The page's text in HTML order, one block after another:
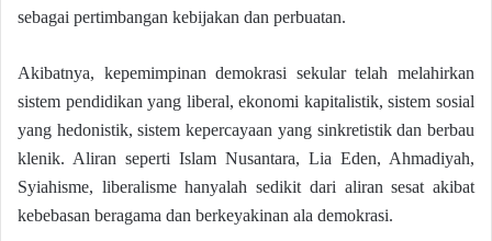
sebagai pertimbangan kebijakan dan perbuatan.
Akibatnya, kepemimpinan demokrasi sekular telah melahirkan
sistem pendidikan yang liberal, ekonomi kapitalistik, sistem sosial
yang hedonistik, sistem kepercayaan yang sinkretistik dan berbau
klenik. Aliran seperti Islam Nusantara, Lia Eden, Ahmadiyah,
Syiahisme, liberalisme hanyalah sedikit dari aliran sesat akibat
kebebasan beragama dan berkeyakinan ala demokrasi.